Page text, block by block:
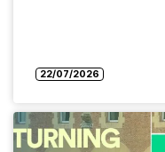
22/07/2026